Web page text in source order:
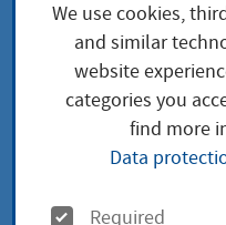
Einsicht
nehmen
We use cookies,
and similar
website
categories you
find more
Data
O
Required